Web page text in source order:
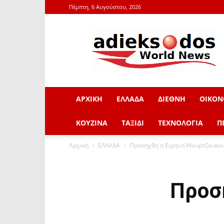
Πέμπτη, 6 Αυγούστου, 2026
adieksodos.gr
ΑΡΧΙΚΗ ΕΛΛΑΔΑ ΔΙΕΘΝΗ
ΚΟΥΖΙΝΑ ΤΑΞΙΔΙ ΤΕΧΝΟΛΟΓΙΑ
Αρχική ΕΛΛΑΔΑ Προσήχθη η Ειρήνη